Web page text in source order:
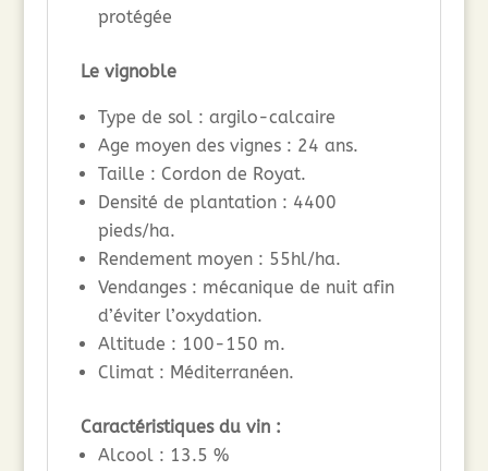
protégée
Le vignoble
Type de sol : argilo-calcaire
Age moyen des vignes : 24 ans.
Taille : Cordon de Royat.
Densité de plantation : 4400
pieds/ha.
Rendement moyen : 55hl/ha.
Vendanges : mécanique de nuit afin
d’éviter l’oxydation.
Altitude : 100-150 m.
Climat : Méditerranéen.
Caractéristiques du vin :
Alcool : 13.5 %